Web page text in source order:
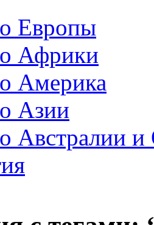
Европы
Африки
Америка
Азии
Австралии и